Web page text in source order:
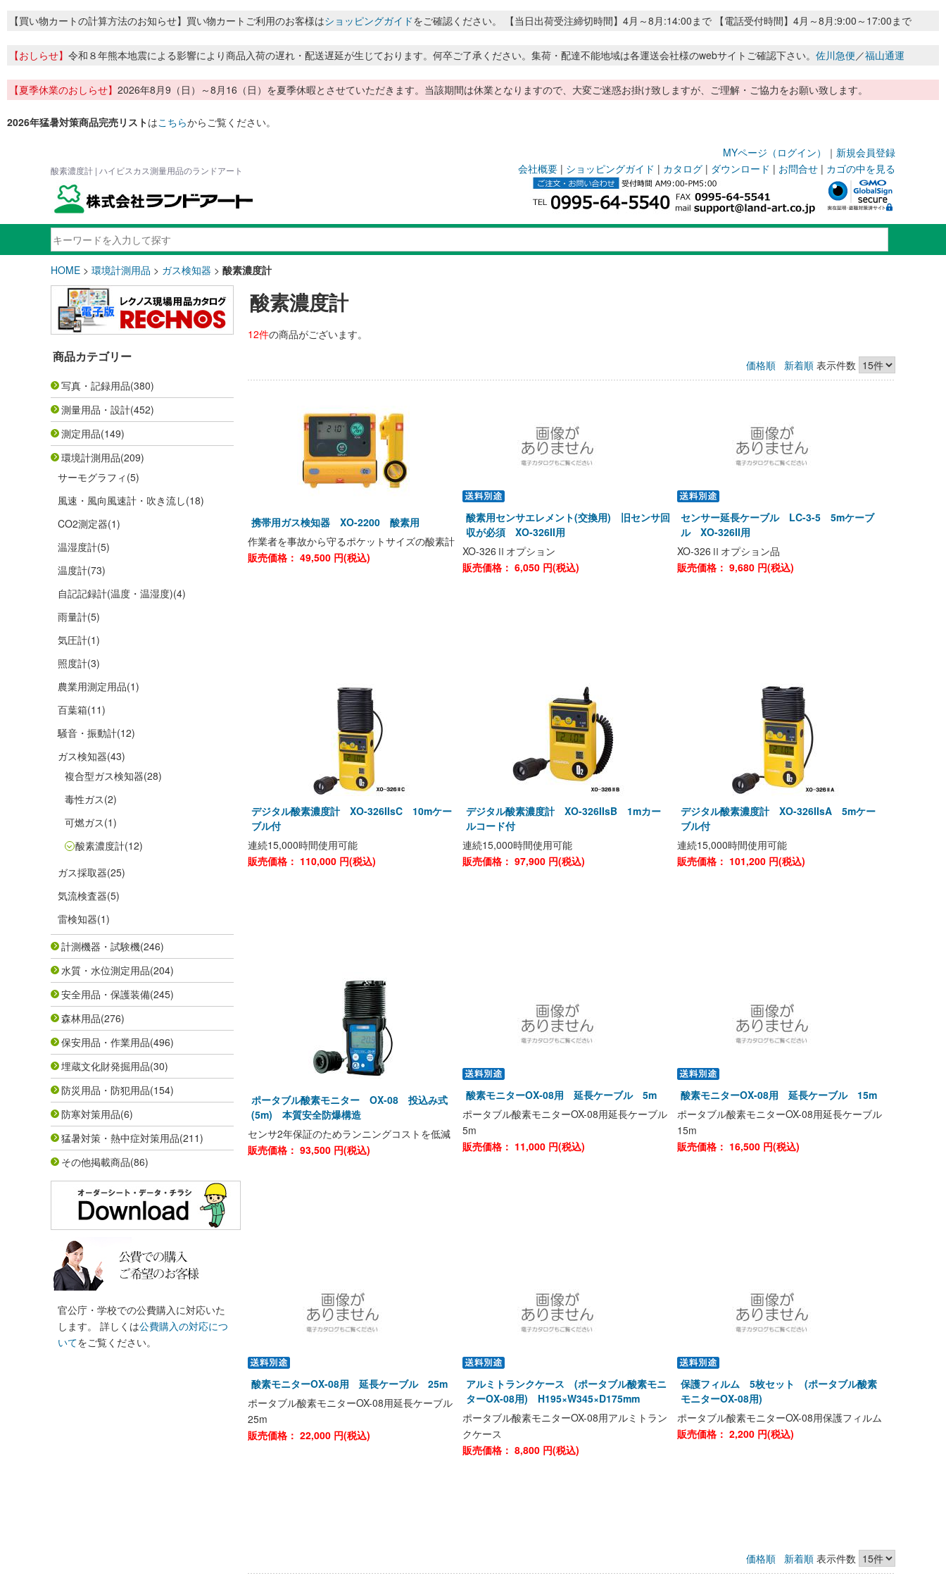
【買い物カートの計算方法のお知らせ】買い物カートご利用のお客様はショッピングガイドをご確認ください。 【当日出荷受注締切時間】4月～8月:14:00まで 【電話受付時間】4月～8月:9:00～17:00まで
【おしらせ】 令和８年熊本地震による影響により商品入荷の遅れ・配送遅延が生じております。何卒ご了承ください。集荷・配達不能地域は各運送会社様のwebサイトご確認下さい。 佐川急便／福山通運
【夏季休業のおしらせ】 2026年8月9（日）～8月16（日）を夏季休暇とさせていただきます。当該期間は休業となりますので、大変ご迷惑お掛け致しますが、ご理解・ご協力をお願い致します。
2026年猛暑対策商品完売リストはこちらからご覧ください。
MYページ（ログイン） ｜ 新規会員登録
酸素濃度計 | ハイビスカス測量用品のランドアート 会社概要 | ショッピングガイド | カタログ | ダウンロード | お問合せ | カゴの中を見る
HOME > 環境計測用品 > ガス検知器 > 酸素濃度計
商品カテゴリー
写真・記録用品(380)
測量用品・設計(452)
測定用品(149)
環境計測用品(209)
サーモグラフィ (5)
風速・風向風速計・吹き流し(18)
CO2測定器(1)
温湿度計(5)
温度計(73)
自記記録計(温度・温湿度)(4)
雨量計(5)
気圧計(1)
照度計(3)
農業用測定用品(1)
百葉箱(11)
騒音・振動計(12)
ガス検知器(43)
複合型ガス検知器(28)
毒性ガス(2)
可燃ガス(1)
酸素濃度計(12)
ガス採取器(25)
気流検査器(5)
雷検知器(1)
計測機器・試験機(246)
水質・水位測定用品(204)
安全用品・保護装備(245)
森林用品(276)
保安用品・作業用品(496)
埋蔵文化財発掘用品(30)
防災用品・防犯用品(154)
防寒対策用品(6)
猛暑対策・熱中症対策用品(211)
その他掲載商品(86)
官公庁・学校での公費購入に対応いた
します。 詳しくは公費購入の対応につ
いてをご覧ください。
酸素濃度計
12件の商品がございます。
価格順 新着順 表示件数
携帯用ガス検知器 XO-2200 酸素用
作業者を事故から守るポケットサイズの酸素計
販売価格： 49,500 円(税込)
酸素用センサエレメント(交換用) 旧センサ回
収が必須 XO-326II用
XO-326Ⅱオプション
販売価格： 6,050 円(税込)
センサー延長ケーブル LC-3-5 5mケーブ
ル XO-326II用
XO-326Ⅱオプション品
販売価格： 9,680 円(税込)
デジタル酸素濃度計 XO-326IIsC 10mケー
ブル付
連続15,000時間使用可能
販売価格： 110,000 円(税込)
デジタル酸素濃度計 XO-326IIsB 1mカー
ルコード付
連続15,000時間使用可能
販売価格： 97,900 円(税込)
デジタル酸素濃度計 XO-326IIsA 5mケー
ブル付
連続15,000時間使用可能
販売価格： 101,200 円(税込)
ポータブル酸素モニター OX-08 投込み式
(5m) 本質安全防爆構造
センサ2年保証のためランニングコストを低減
販売価格： 93,500 円(税込)
酸素モニターOX-08用 延長ケーブル 5m
ポータブル酸素モニターOX-08用延長ケーブル
5m
販売価格： 11,000 円(税込)
酸素モニターOX-08用 延長ケーブル 15m
ポータブル酸素モニターOX-08用延長ケーブル
15m
販売価格： 16,500 円(税込)
酸素モニターOX-08用 延長ケーブル 25m
ポータブル酸素モニターOX-08用延長ケーブル
25m
販売価格： 22,000 円(税込)
アルミトランクケース (ポータブル酸素モニ
ターOX-08用) H195×W345×D175mm
ポータブル酸素モニターOX-08用アルミトラン
クケース
販売価格： 8,800 円(税込)
保護フィルム 5枚セット (ポータブル酸素
モニターOX-08用)
ポータブル酸素モニターOX-08用保護フィルム
販売価格： 2,200 円(税込)
価格順 新着順 表示件数